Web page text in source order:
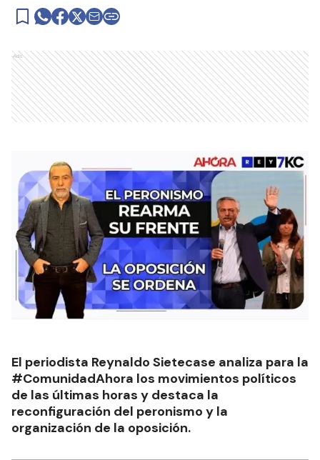
Ads
El periodista Reynaldo Sietecase analiza para la
#ComunidadAhora los movimientos políticos
de las últimas horas y destaca la
reconfiguración del peronismo y la
organización de la oposición.